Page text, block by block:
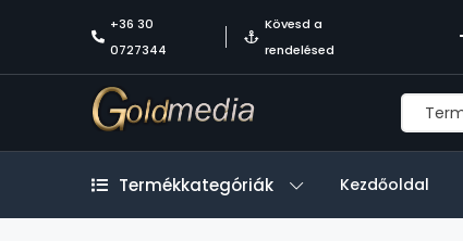
+36 30
0727344
Kövesd a
rendelésed
Termékkategóriák Kezdőoldal